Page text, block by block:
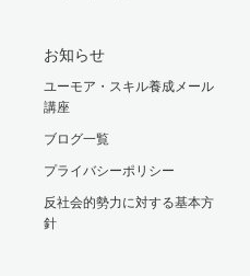
お知らせ
ユーモア・スキル養成メール
講座
ブログ一覧
プライバシーポリシー
反社会的勢力に対する基本方
針